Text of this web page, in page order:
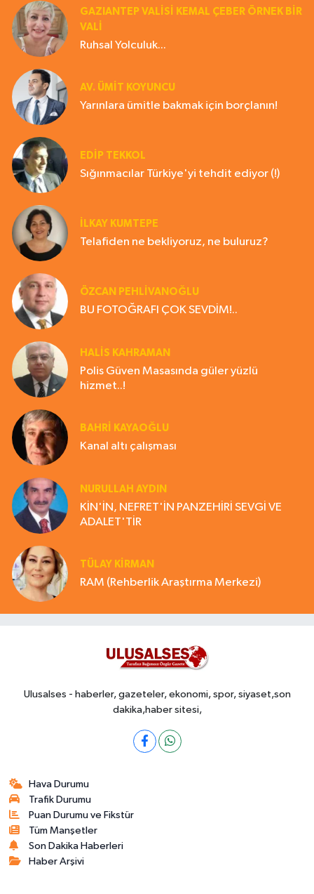
GAZIANTEP VALISI KEMAL ÇEBER ÖRNEK BİR
VALİ
Ruhsal Yolculuk...
AV. ÜMIT KOYUNCU
Yarınlara ümitle bakmak için borçlanın!
EDIP TEKKOL
Sığınmacılar Türkiye'yi tehdit ediyor (!)
İLKAY KUMTEPE
Telafiden ne bekliyoruz, ne buluruz?
ÖZCAN PEHLİVANOĞLU
BU FOTOĞRAFI ÇOK SEVDİM!..
HALIS KAHRAMAN
Polis Güven Masasında güler yüzlü
hizmet..!
BAHRI KAYAOĞLU
Kanal altı çalışması
NURULLAH AYDIN
KİN'İN, NEFRET'İN PANZEHİRİ SEVGİ VE
ADALET'TİR
TÜLAY KİRMAN
RAM (Rehberlik Araştırma Merkezi)
Ulusalses - haberler, gazeteler, ekonomi, spor, siyaset,son
dakika,haber sitesi,
Hava Durumu
Trafik Durumu
Puan Durumu ve Fikstür
Tüm Manşetler
Son Dakika Haberleri
Haber Arşivi